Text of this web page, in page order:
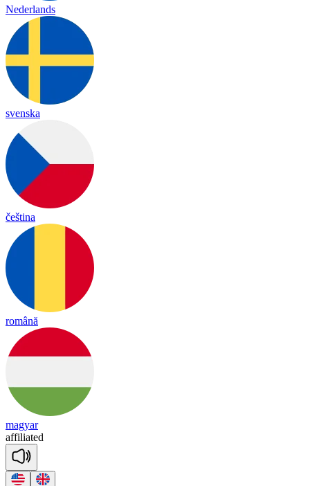
Nederlands
svenska
čeština
română
magyar
affiliated